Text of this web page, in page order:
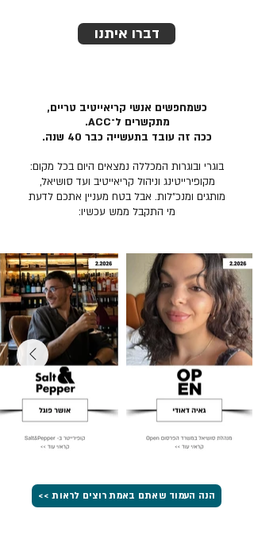
דברו איתנו
כשמחפשים אנשי קריאייטיב טריים,
מתקשרים ל־ACC.
ככה זה עובד בתעשייה כבר 40 שנה.
בוגרי ובוגרות המכללה נמצאים היום בכל מקום:
מקופירייטינג וניהול קריאייטיב ועד סושיאל,
מותגים ומנכ״לות. אבל בטח מעניין אתכם לדעת
מי התקבל ממש עכשיו:
הנה העמוד שאתם באמת רוצים לראות >>